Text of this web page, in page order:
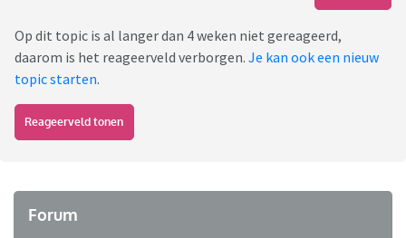
Op dit topic is al langer dan 4 weken niet gereageerd,
daarom is het reageerveld verborgen. Je kan ook een nieuw
topic starten.
Reageerveld tonen
Forum